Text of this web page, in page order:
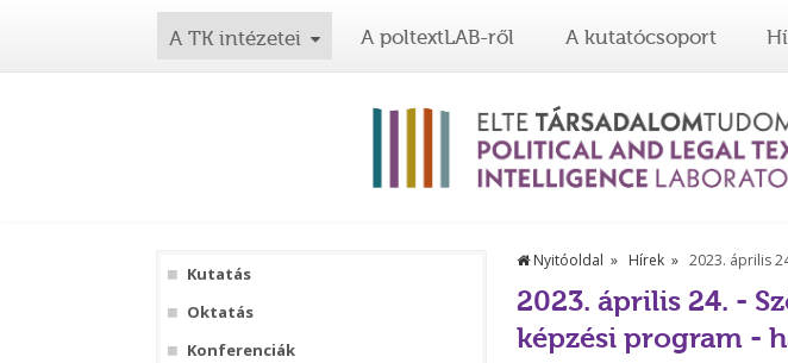
A TK intézetei A poltextLAB-ről A kutatócsoport
Kutatás
Oktatás
Konferenciák
Nyitóoldal Hírek 2023. április
2023. április 24. -
képzési program -